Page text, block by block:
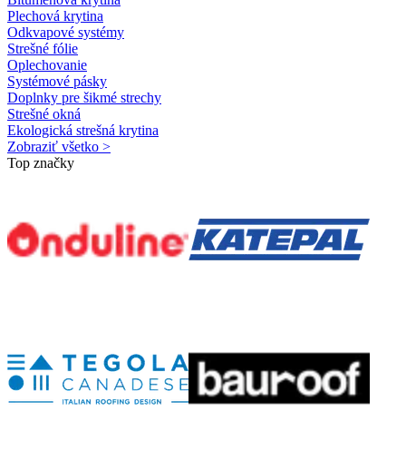
Plechová krytina
Odkvapové systémy
Strešné fólie
Oplechovanie
Systémové pásky
Doplnky pre šikmé strechy
Strešné okná
Ekologická strešná krytina
Zobraziť všetko >
Top značky